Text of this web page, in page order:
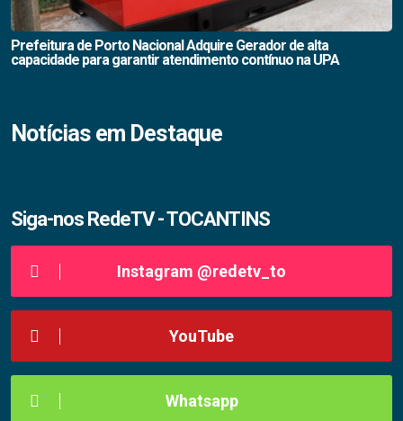
Prefeitura de Porto Nacional Adquire Gerador de alta
capacidade para garantir atendimento contínuo na UPA
Notícias em Destaque
Siga-nos RedeTV - TOCANTINS
Instagram @redetv_to
YouTube
Whatsapp